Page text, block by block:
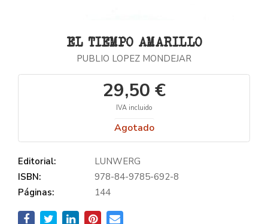
EL TIEMPO AMARILLO
PUBLIO LOPEZ MONDEJAR
29,50 €
IVA incluido
Agotado
Editorial:
LUNWERG
ISBN:
978-84-9785-692-8
Páginas:
144